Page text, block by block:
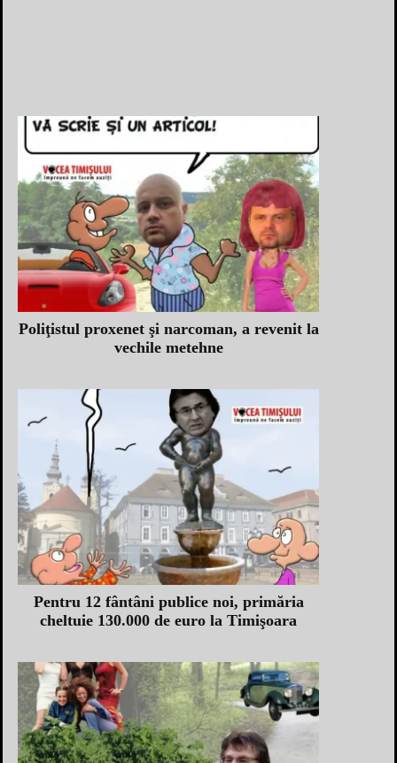
Poliţistul proxenet şi narcoman, a revenit la
vechile metehne
Pentru 12 fântâni publice noi, primăria
cheltuie 130.000 de euro la Timişoara